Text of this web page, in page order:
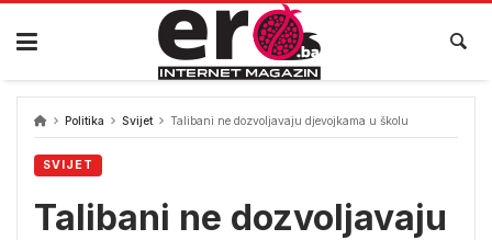
Skip
content
Politika Svijet Talibani ne dozvoljavaju djevojkama u školu
SVIJET
Talibani ne dozvoljavaju